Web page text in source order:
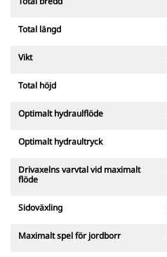
Total längd
Vikt
Total höjd
Optimalt hydraulflöde
Optimalt hydraultryck
Drivaxelns varvtal vid maximalt
flöde
Sidoväxling
Maximalt spel för jordborr